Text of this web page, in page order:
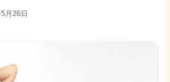
月26日